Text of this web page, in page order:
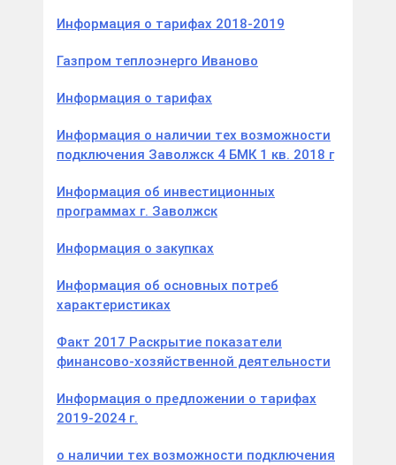
Информация о тарифах 2018-2019
Газпром теплоэнерго Иваново
Информация о тарифах
Информация о наличии тех возможности
подключения Заволжск 4 БМК 1 кв. 2018 г
Информация об инвестиционных
программах г. Заволжск
Информация о закупках
Информация об основных потреб
характеристиках
Факт 2017 Раскрытие показатели
финансово-хозяйственной деятельности
Информация о предложении о тарифах
2019-2024 г.
о наличии тех возможности подключения